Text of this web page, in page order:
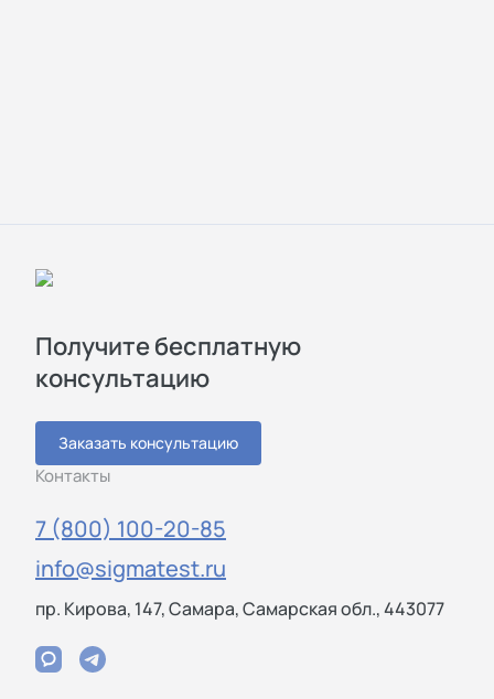
Получите бесплатную
консультацию
Заказать консультацию
Контакты
7 (800) 100-20-85
info@sigmatest.ru
пр. Кирова, 147, Самара, Самарская обл., 443077